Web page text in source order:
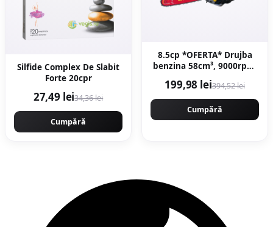
Silfide Complex De Slabit
Forte 20cpr
27,49 lei34,36 lei
Cumpără
8.5cp *OFERTA* Drujba
benzina 58cm³, 9000rpm,
WALBRO - magneziu,
Motoyama Japan
CMP1625
199,98 lei394,52 lei
Cumpără